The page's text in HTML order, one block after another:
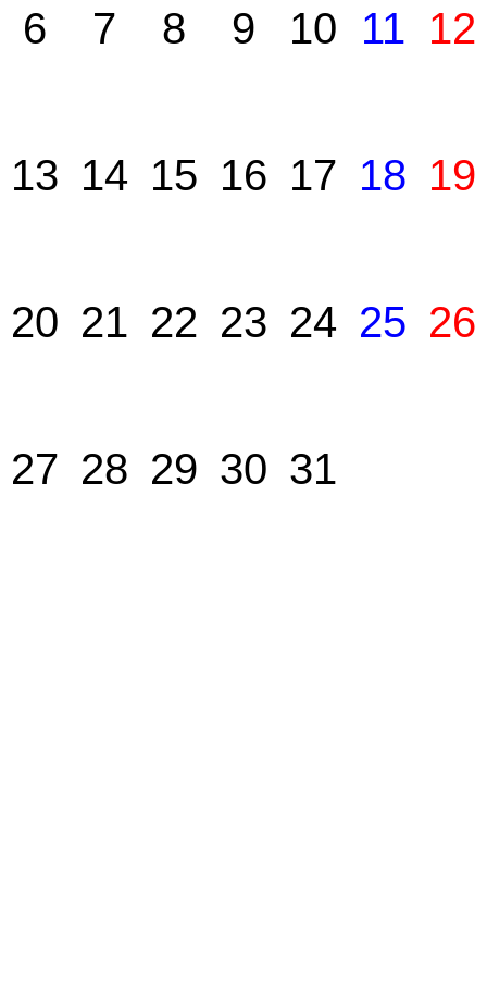
6 7 8 9 10 11 12
13 14 15 16 17 18 19
20 21 22 23 24 25 26
27 28 29 30 31